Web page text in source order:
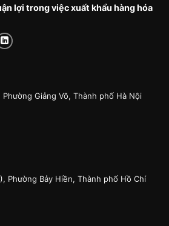
lợi trong việc xuất khẩu hàng hóa
Phường Giảng Võ, Thành phố Hà Nội
Phường Bảy Hiền, Thành phố Hồ Chí